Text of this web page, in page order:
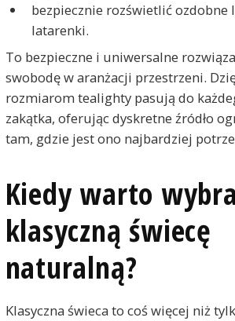
bezpiecznie rozświetlić ozdobne
latarenki.
To bezpieczne i uniwersalne
swobodę w aranżacji przestrzeni.
rozmiarom tealighty pasują do
zakątka, oferując dyskretne źródło
tam, gdzie jest ono najbardziej
Kiedy warto
klasyczną świecę
naturalną?
Klasyczna świeca to coś więcej niż